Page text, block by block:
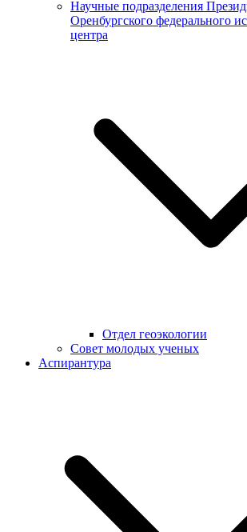
Научные подразделения
Оренбургского федерального
центра
Отдел геоэкологии
Совет молодых ученых
Аспирантура